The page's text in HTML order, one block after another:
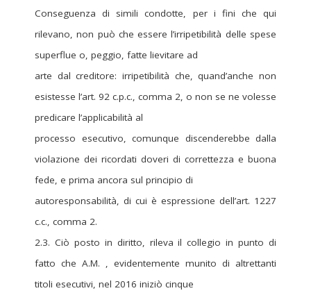
Conseguenza di simili condotte, per i fini che qui
rilevano, non può che essere l’irripetibilità delle spese
superflue o, peggio, fatte lievitare ad
arte dal creditore: irripetibilità che, quand’anche non
esistesse l’art. 92 c.p.c., comma 2, o non se ne volesse
predicare l’applicabilità al
processo esecutivo, comunque discenderebbe dalla
violazione dei ricordati doveri di correttezza e buona
fede, e prima ancora sul principio di
autoresponsabilità, di cui è espressione dell’art. 1227
c.c., comma 2.
2.3. Ciò posto in diritto, rileva il collegio in punto di
fatto che A.M. , evidentemente munito di altrettanti
titoli esecutivi, nel 2016 iniziò cinque